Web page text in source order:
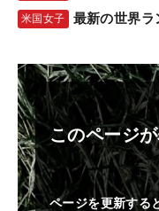
米国女子 最新の世界ラ
このページ
ページを更新する